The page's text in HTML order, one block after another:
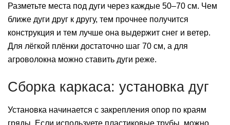
Разметьте места под дуги через каждые 50–70 см. Чем
ближе дуги друг к другу, тем прочнее получится
конструкция и тем лучше она выдержит снег и ветер.
Для лёгкой плёнки достаточно шаг 70 см, а для
агроволокна можно ставить дуги реже.
Сборка каркаса: установка дуг
Установка начинается с закрепления опор по краям
гряды. Если используете пластиковые трубы, можно